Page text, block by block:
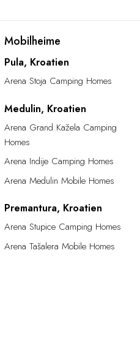
Mobilheime
Mobilheime
Pula, Kroatien
Arena Stoja Camping Homes
Medulin, Kroatien
Arena Grand Kažela Camping
Homes
Arena Indije Camping Homes
Arena Medulin Mobile Homes
Premantura, Kroatien
Arena Stupice Camping Homes
Arena Tašalera Mobile Homes